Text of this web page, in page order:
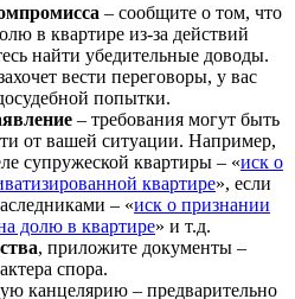
– сообщите о том, что
в квартире из-за действий
найти убедительные доводы.
вести переговоры, у вас
попытки.
– требования могут быть
от вашей ситуации. Например,
супружеской квартиры – «иск о
квартире», если
– «иск о признании
долю в квартире» и т.д.
, приложите документы –
спора.
канцелярию – предварительно